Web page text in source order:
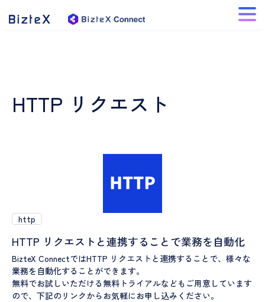
HTTP リクエスト
http
HTTP リクエストと連携することで業務を自動化
BizteX ConnectではHTTP リクエストと連携することで、様々な
業務を自動化することができます。
無料でお試しいただける無料トライアルなどもご用意しています
ので、下記のリンクからお気軽にお申し込みください。